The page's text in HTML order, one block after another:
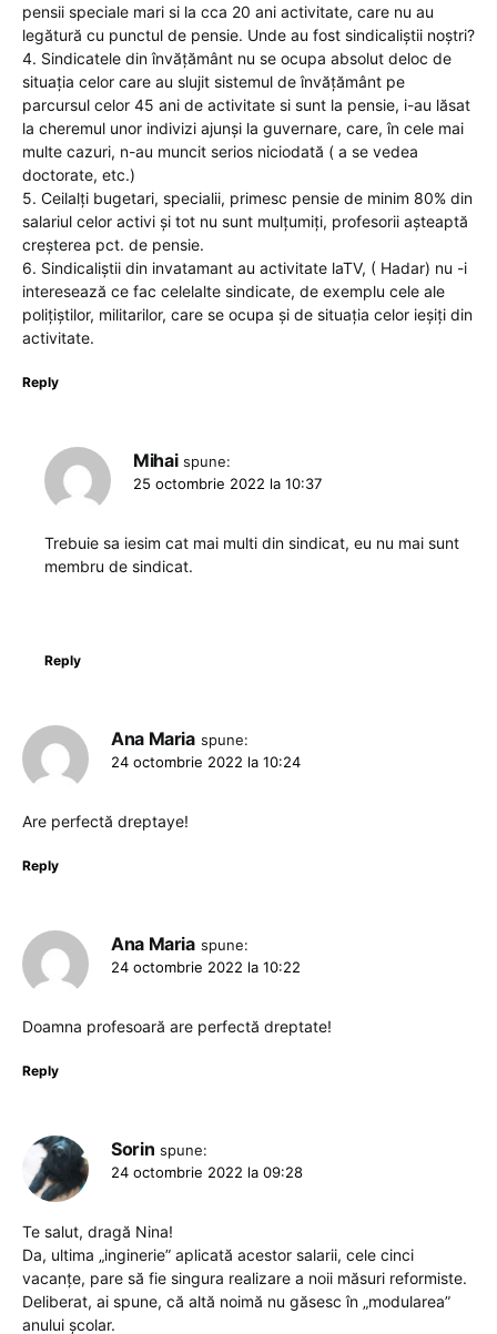
pensii speciale mari si la cca 20 ani activitate, care nu au
legătură cu punctul de pensie. Unde au fost sindicaliștii noștri?
4. Sindicatele din învățământ nu se ocupa absolut deloc de
situația celor care au slujit sistemul de învățământ pe
parcursul celor 45 ani de activitate si sunt la pensie, i-au lăsat
la cheremul unor indivizi ajunși la guvernare, care, în cele mai
multe cazuri, n-au muncit serios niciodată ( a se vedea
doctorate, etc.)
5. Ceilalți bugetari, specialii, primesc pensie de minim 80% din
salariul celor activi și tot nu sunt mulțumiți, profesorii așteaptă
creșterea pct. de pensie.
6. Sindicaliștii din invatamant au activitate laTV, ( Hadar) nu -i
interesează ce fac celelalte sindicate, de exemplu cele ale
polițiștilor, militarilor, care se ocupa și de situația celor ieșiți din
activitate.
Reply
Mihai spune:
25 octombrie 2022 la 10:37
Trebuie sa iesim cat mai multi din sindicat, eu nu mai sunt
membru de sindicat.
Reply
Ana Maria spune:
24 octombrie 2022 la 10:24
Are perfectă dreptaye!
Reply
Ana Maria spune:
24 octombrie 2022 la 10:22
Doamna profesoară are perfectă dreptate!
Reply
Sorin spune:
24 octombrie 2022 la 09:28
Te salut, dragă Nina!
Da, ultima „inginerie” aplicată acestor salarii, cele cinci
vacanțe, pare să fie singura realizare a noii măsuri reformiste.
Deliberat, ai spune, că altă noimă nu găsesc în „modularea”
anului școlar.